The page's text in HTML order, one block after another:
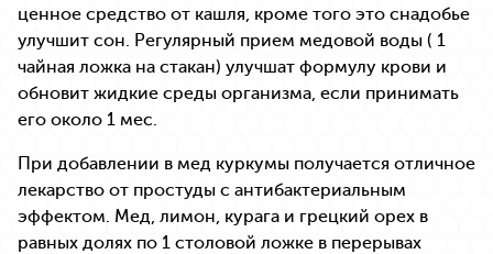
ценное средство от кашля, кроме того это снадобье
улучшит сон. Регулярный прием медовой воды ( 1
чайная ложка на стакан) улучшат формулу крови и
обновит жидкие среды организма, если принимать
его около 1 мес.
При добавлении в мед куркумы получается отличное
лекарство от простуды с антибактериальным
эффектом. Мед, лимон, курага и грецкий орех в
равных долях по 1 столовой ложке в перерывах